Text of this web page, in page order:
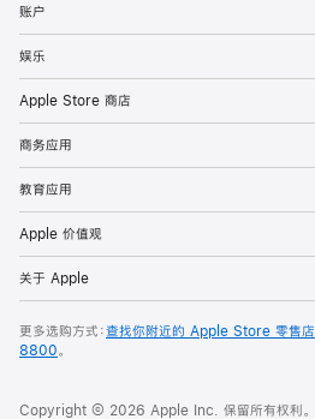
账户
娱乐
Apple Store 商店
商务应用
教育应用
Apple 价值观
关于 Apple
更多选购方式：查找你附近的 Apple Store 零售店
8800。
Copyright © 2026 Apple Inc. 保留所有权利。